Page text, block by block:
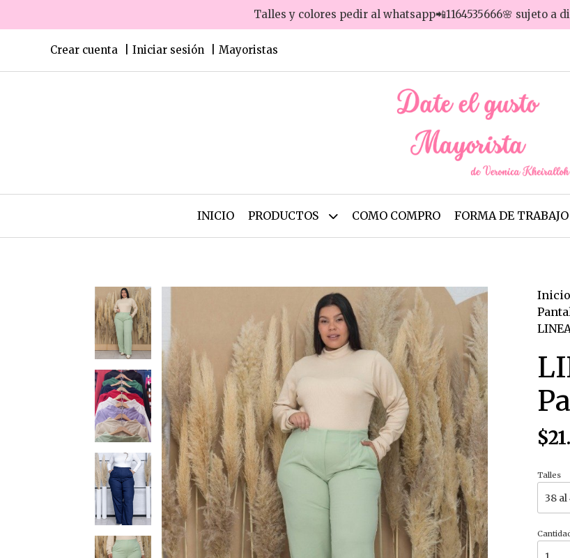
Talles y colores pedir al whatsapp📲1164535666🌸 sujeto a
Crear cuenta Iniciar sesión Mayoristas
INICIO PRODUCTOS COMO COMPRO FORMA DE TRABAJO
Inicio
Talles